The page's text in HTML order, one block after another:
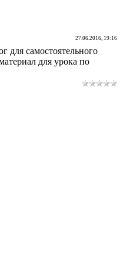
27.06.2016, 19:16
для самостоятельного
для урока по